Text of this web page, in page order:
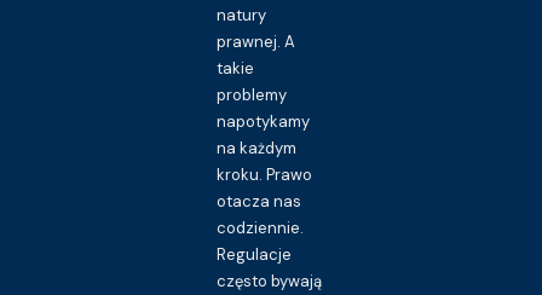
natury
prawnej. A
takie
problemy
napotykamy
na każdym
kroku. Prawo
otacza nas
codziennie.
Regulacje
często bywają